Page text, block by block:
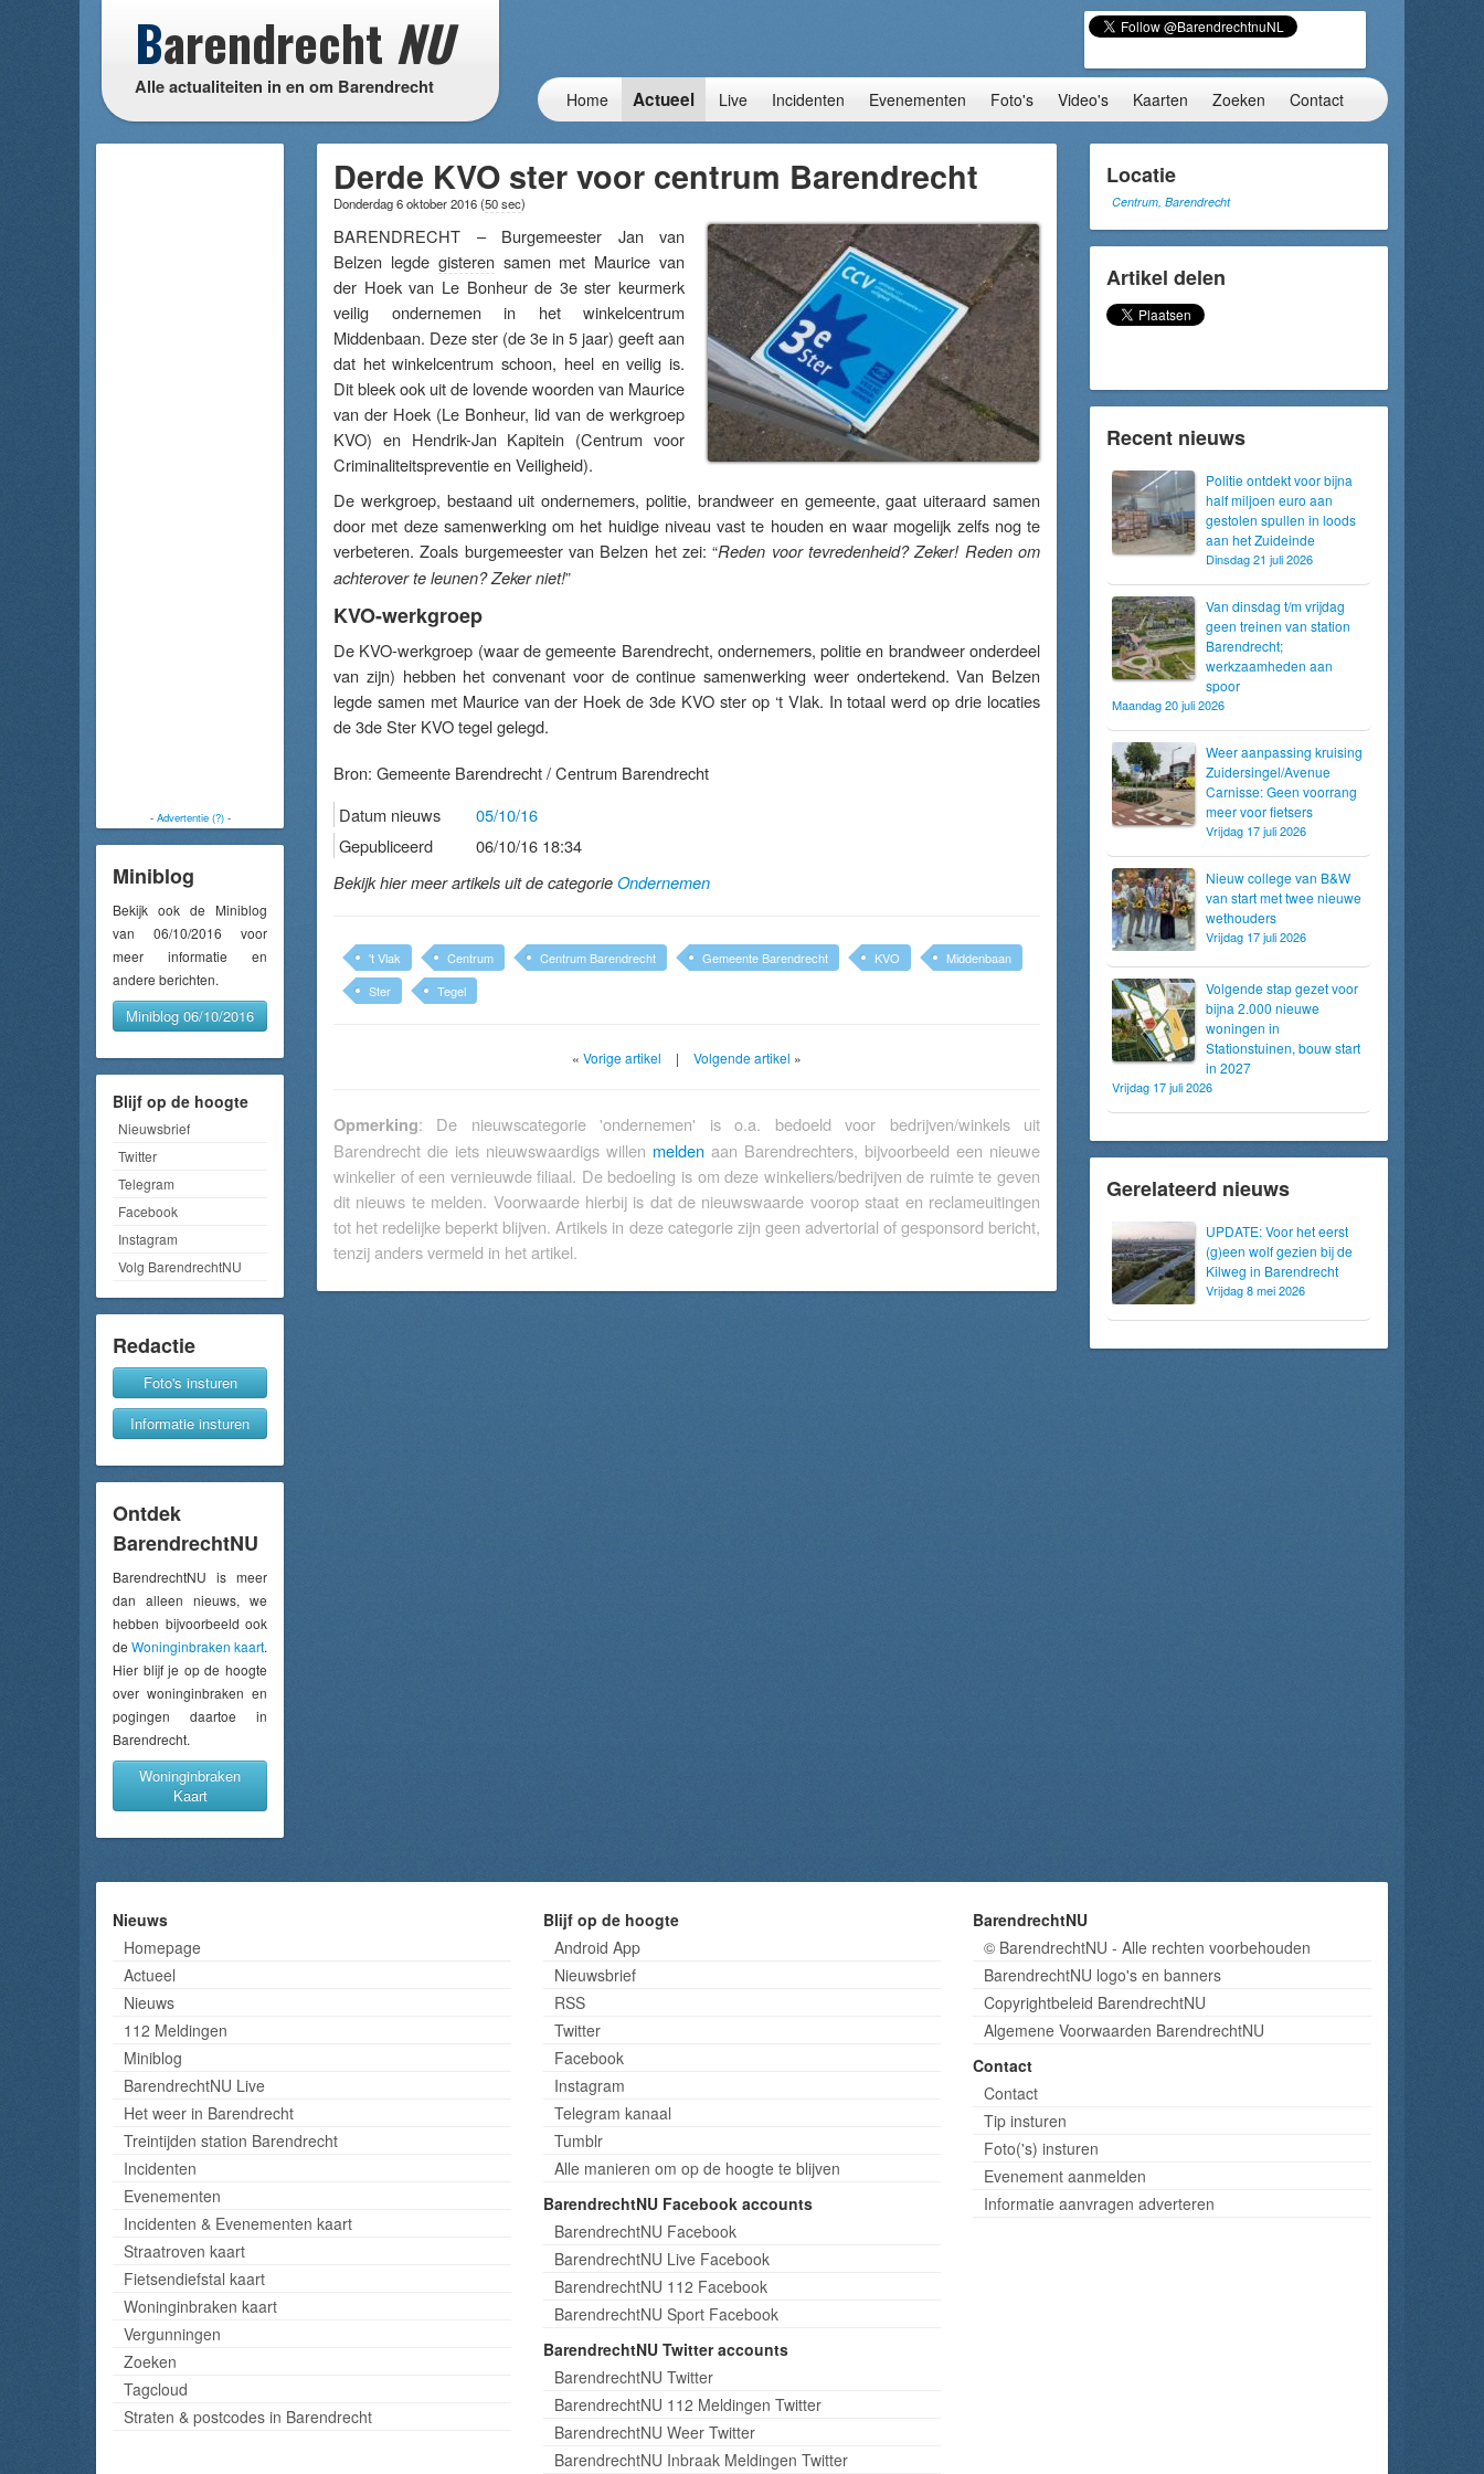
Barendrecht NU
Alle actualiteiten in en om Barendrecht
Home Actueel Live Incidenten Evenementen Foto's Video's Kaarten Zoeken Contact
- Advertentie (?)-
Miniblog
Bekijk ook de Miniblog
van 06/10/2016 voor
meer informatie en
andere berichten.
Miniblog 06/10/2016
Blijf op de hoogte
Nieuwsbrief
Twitter
Telegram
Facebook
Instagram
Volg BarendrechtNU
Redactie
Foto's insturen
Informatie insturen
Ontdek
BarendrechtNU
BarendrechtNU is meer
dan alleen nieuws, we
hebben bijvoorbeeld ook
de Woninginbraken kaart.
Hier blijf je op de hoogte
over woninginbraken en
pogingen daartoe in
Barendrecht.
Woninginbraken
Kaart
Derde KVO ster voor centrum Barendrecht
Donderdag 6 oktober 2016(50 sec)
BARENDRECHT – Burgemeester Jan van
Belzen legde gisteren samen met Maurice van
der Hoek van Le Bonheur de 3e ster keurmerk
veilig ondernemen in het winkelcentrum
Middenbaan. Deze ster (de 3e in 5 jaar) geeft aan
dat het winkelcentrum schoon, heel en veilig is.
Dit bleek ook uit de lovende woorden van Maurice
van der Hoek (Le Bonheur, lid van de werkgroep
KVO) en Hendrik-Jan Kapitein (Centrum voor
Criminaliteitspreventie en Veiligheid).
De werkgroep, bestaand uit ondernemers, politie, brandweer en gemeente, gaat uiteraard samen
door met deze samenwerking om het huidige niveau vast te houden en waar mogelijk zelfs nog te
verbeteren. Zoals burgemeester van Belzen het zei: “Reden voor tevredenheid? Zeker! Reden om
achterover te leunen? Zeker niet!”
KVO-werkgroep
De KVO-werkgroep (waar de gemeente Barendrecht, ondernemers, politie en brandweer onderdeel
van zijn) hebben het convenant voor de continue samenwerking weer ondertekend. Van Belzen
legde samen met Maurice van der Hoek de 3de KVO ster op ‘t Vlak. In totaal werd op drie locaties
de 3de Ster KVO tegel gelegd.
Bron: Gemeente Barendrecht / Centrum Barendrecht
Datum nieuws
05/10/16
Gepubliceerd
06/10/16 18:34
Bekijk hier meer artikels uit de categorie Ondernemen
't Vlak Centrum Centrum Barendrecht Gemeente Barendrecht KVO
Middenbaan
Ster
Tegel
« Vorige artikel | Volgende artikel »
Opmerking: De nieuwscategorie 'ondernemen' is o.a. bedoeld voor bedrijven/winkels uit
Barendrecht die iets nieuwswaardigs willen melden aan Barendrechters, bijvoorbeeld een nieuwe
winkelier of een vernieuwde filiaal. De bedoeling is om deze winkeliers/bedrijven de ruimte te geven
dit nieuws te melden. Voorwaarde hierbij is dat de nieuwswaarde voorop staat en reclameuitingen
tot het redelijke beperkt blijven. Artikels in deze categorie zijn geen advertorial of gesponsord bericht,
tenzij anders vermeld in het artikel.
Locatie
Centrum, Barendrecht
Artikel delen
Recent nieuws
Politie ontdekt voor bijna
half miljoen euro aan
gestolen spullen in loods
aan het Zuideinde
Dinsdag 21 juli 2026
Van dinsdag t/m vrijdag
geen treinen van station
Barendrecht;
werkzaamheden aan
spoor
Maandag 20 juli 2026
Weer aanpassing kruising
Zuidersingel/Avenue
Carnisse: Geen voorrang
meer voor fietsers
Vrijdag 17 juli 2026
Nieuw college van B&W
van start met twee nieuwe
wethouders
Vrijdag 17 juli 2026
Volgende stap gezet voor
bijna 2.000 nieuwe
woningen in
Stationstuinen, bouw start
in 2027
Vrijdag 17 juli 2026
Gerelateerd nieuws
UPDATE: Voor het eerst
(g)een wolf gezien bij de
Kilweg in Barendrecht
Vrijdag 8 mei 2026
Nieuws
Homepage
Actueel
Nieuws
112 Meldingen
Miniblog
BarendrechtNU Live
Het weer in Barendrecht
Treintijden station Barendrecht
Incidenten
Evenementen
Incidenten & Evenementen kaart
Straatroven kaart
Fietsendiefstal kaart
Woninginbraken kaart
Vergunningen
Zoeken
Tagcloud
Straten & postcodes in Barendrecht
Blijf op de hoogte
Android App
Nieuwsbrief
RSS
Twitter
Facebook
Instagram
Telegram kanaal
Tumblr
Alle manieren om op de hoogte te blijven
BarendrechtNU Facebook accounts
BarendrechtNU Facebook
BarendrechtNU Live Facebook
BarendrechtNU 112 Facebook
BarendrechtNU Sport Facebook
BarendrechtNU Twitter accounts
BarendrechtNU Twitter
BarendrechtNU 112 Meldingen Twitter
BarendrechtNU Weer Twitter
BarendrechtNU Inbraak Meldingen Twitter
BarendrechtNU
© BarendrechtNU - Alle rechten voorbehouden
BarendrechtNU logo's en banners
Copyrightbeleid BarendrechtNU
Algemene Voorwaarden BarendrechtNU
Contact
Contact
Tip insturen
Foto('s) insturen
Evenement aanmelden
Informatie aanvragen adverteren